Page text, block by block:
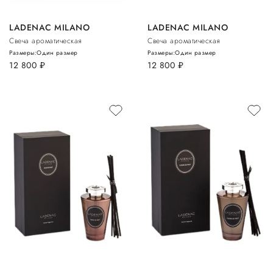
LADENAC MILANO
Свеча ароматическая
12 800 руб.
Размеры:Один размер
LADENAC MILANO
Свеча ароматическая
12 800 руб.
Размеры:Один размер